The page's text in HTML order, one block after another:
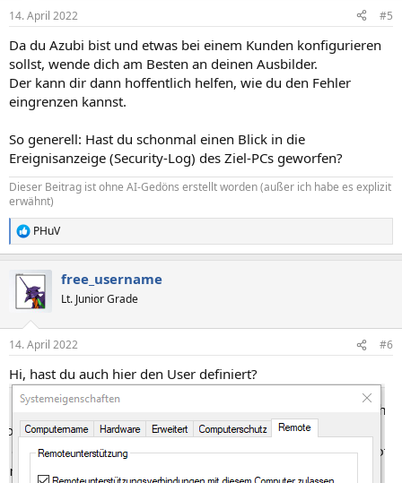
14. April 2022 #5
Da du Azubi bist und etwas bei einem Kunden konfigurieren
sollst, wende dich am Besten an deinen Ausbilder.
Der kann dir dann hoffentlich helfen, wie du den Fehler
eingrenzen kannst.
So generell: Hast du schonmal einen Blick in die
Ereignisanzeige (Security-Log) des Ziel-PCs geworfen?
Dieser Beitrag ist ohne AI-Gedöns erstellt worden (außer ich habe es explizit
erwähnt)
R
e
k
i
e
:
PHuV
free_username
Lt. Junior Grade
14. April 2022 #6
Hi, hast du auch hier den User definiert?